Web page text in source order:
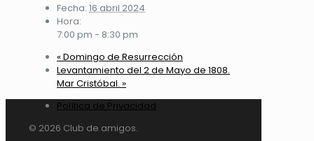
Fecha: 16 abril 2024
Hora:
7:00 pm - 8:30 pm
« Domingo de Resurrección
Levantamiento del 2 de Mayo de 1808.
Mar Cristóbal. »
Política de Privacidad
© 2026 Club de amigos.